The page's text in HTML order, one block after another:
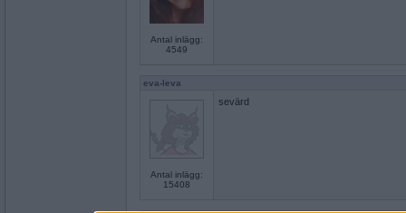
Antal inlägg:
4549
eva-leva
Antal inlägg:
15408
sevärd